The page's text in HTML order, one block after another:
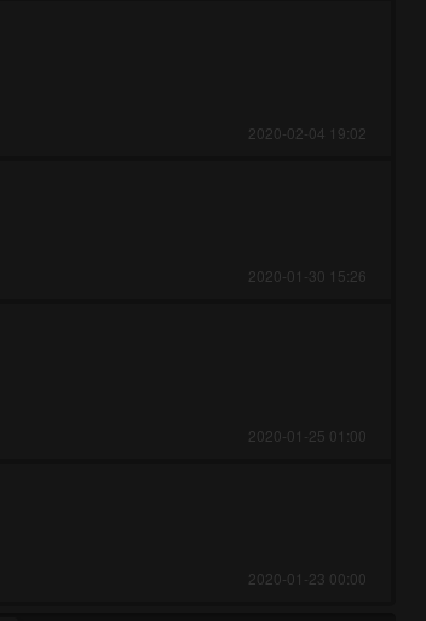
2020-02-04 19:02
2020-01-30 15:26
2020-01-25 01:00
2020-01-23 00:00